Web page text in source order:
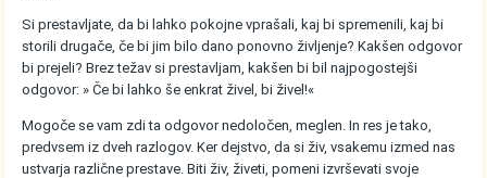
Si prestavljate, da bi lahko pokojne vprašali, kaj bi spremenili, kaj bi
storili drugače, če bi jim bilo dano ponovno življenje? Kakšen odgovor
bi prejeli? Brez težav si prestavljam, kakšen bi bil najpogostejši
odgovor: » Če bi lahko še enkrat živel, bi živel!«
Mogoče se vam zdi ta odgovor nedoločen, meglen. In res je tako,
predvsem iz dveh razlogov. Ker dejstvo, da si živ, vsakemu izmed nas
ustvarja različne prestave. Biti živ, živeti, pomeni izvrševati svoje